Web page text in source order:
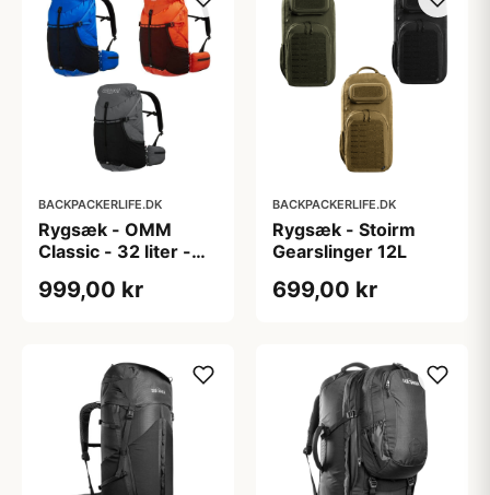
BACKPACKERLIFE.DK
Rygsæk - OMM
Classic - 32 liter -
999,00 kr
BACKPACKERLIFE.DK
Rygsæk - Stoirm
Gearslinger 12L
699,00 kr